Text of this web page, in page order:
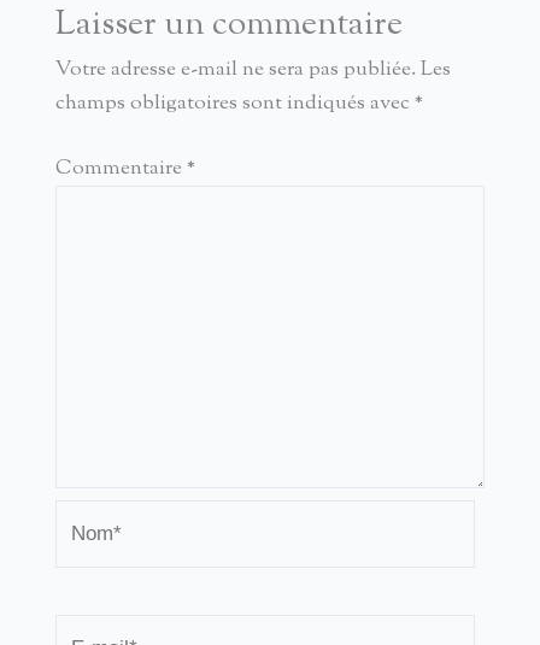
Laisser un commentaire
Votre adresse e-mail ne sera pas publiée. Les
champs obligatoires sont indiqués avec *
Commentaire *